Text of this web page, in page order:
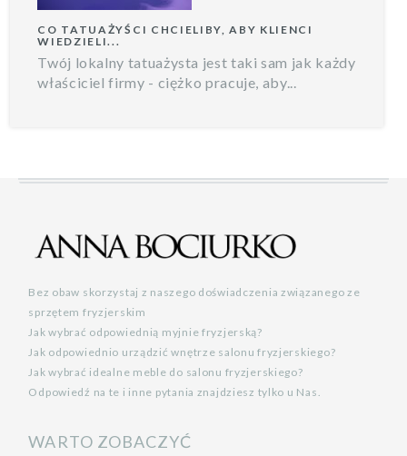
CO TATUAŻYŚCI CHCIELIBY, ABY KLIENCI
WIEDZIELI...
Twój lokalny tatuażysta jest taki sam jak każdy
właściciel firmy - ciężko pracuje, aby...
Bez obaw skorzystaj z naszego doświadczenia związanego ze
sprzętem fryzjerskim
Jak wybrać odpowiednią myjnie fryzjerską?
Jak odpowiednio urządzić wnętrze salonu fryzjerskiego?
Jak wybrać idealne meble do salonu fryzjerskiego?
Odpowiedź na te i inne pytania znajdziesz tylko u Nas.
WARTO ZOBACZYĆ